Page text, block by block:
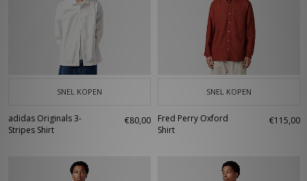
SNEL KOPEN
adidas Originals 3-
Stripes Shirt
€80,00
SNEL KOPEN
Fred Perry Oxford
Shirt
€115,00